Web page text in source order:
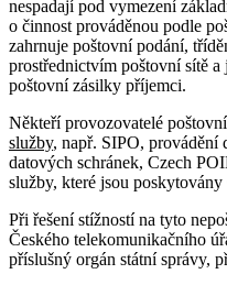
nespadají pod vymezení
o činnost prováděnou podle
zahrnuje poštovní podání,
prostřednictvím poštovní sítě a
poštovní zásilky příjemci.
Někteří provozovatelé
služby, např. SIPO, provádění
datových schránek, Czech
služby, které jsou poskytovány
Při řešení stížností na tyto
Českého telekomunikačního
příslušný orgán státní správy,